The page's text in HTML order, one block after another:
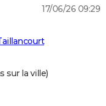
17/06/26 09:29
sur la ville)